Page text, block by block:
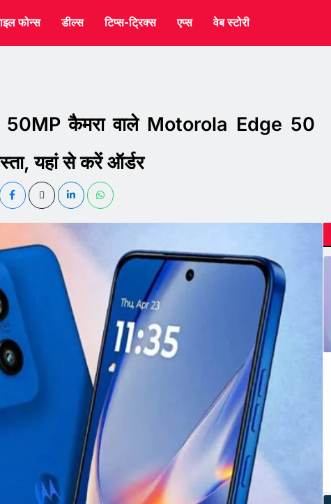
फोन्स डील्स टिप्स-ट्रिक्स एप्स वेब स्टोरी
कैमरा वाले Motorola Edge 50
यहां से करें ऑर्डर